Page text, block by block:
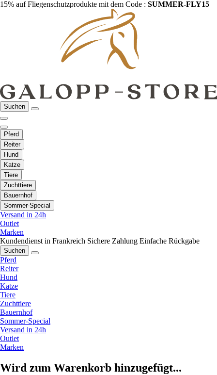
15% auf Fliegenschutzprodukte mit dem Code : SUMMER-FLY15
Suchen
Pferd
Reiter
Hund
Katze
Tiere
Zuchttiere
Bauernhof
Sommer-Special
Versand in 24h
Outlet
Marken
Kundendienst in Frankreich Sichere Zahlung Einfache Rückgabe
Suchen
Pferd
Reiter
Hund
Katze
Tiere
Zuchttiere
Bauernhof
Sommer-Special
Versand in 24h
Outlet
Marken
Wird zum Warenkorb hinzugefügt...